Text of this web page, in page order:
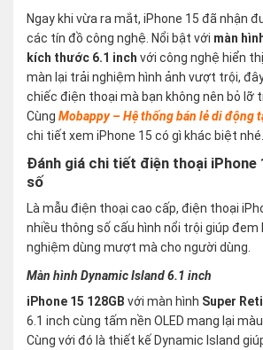
Ngay khi vừa ra mắt, iPhone 15 đã nhận
các tín đồ công nghệ. Nổi bật với màn
kích thước 6.1 inch với công nghệ hiển thị
màn lại trải nghiệm hình ảnh vượt trội,
chiếc điện thoại mà bạn không nên bỏ lỡ
Cùng Mobappy – Hệ thống bán lẻ di động
chi tiết xem iPhone 15 có gì khác biệt nhé.
Đánh giá chi tiết điện thoại iPhone
số
Là mẫu điện thoại cao cấp, điện thoại
nhiều thông số cấu hình nổi trội giúp đem
nghiệm dùng mượt mà cho người dùng.
Màn hình Dynamic Island 6.1 inch
iPhone 15 128GB với màn hình Super
6.1 inch cùng tấm nền OLED mang lại
Cùng với đó là thiết kế Dynamic Island